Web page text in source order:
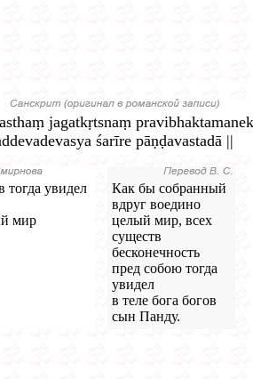
jagatkṛtsnaṃ
śarīre pāṇḍavastadā ||
тогда увидел
мир
Как бы собранный
вдруг воедино
целый мир, всех
существ
бесконечность
пред собою тогда
увидел
в теле бога богов
сын Панду.